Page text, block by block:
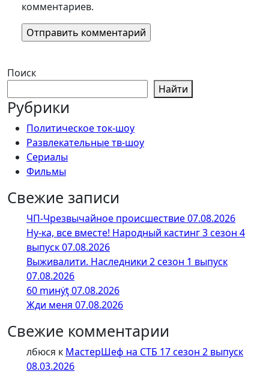
комментариев.
Поиск
Найти
Рубрики
Политическое ток-шоу
Развлекательные тв-шоу
Сериалы
Фильмы
Свежие записи
ЧП-Чрезвычайное происшествие 07.08.2026
Ну-ка, все вместе! Народный кастинг 3 сезон 4
выпуск 07.08.2026
Выживалити. Наследники 2 сезон 1 выпуск
07.08.2026
60 ṃинẏƫ 07.08.2026
Жди меня 07.08.2026
Свежие комментарии
лбюся к МастерШеф на СТБ 17 сезон 2 выпуск
08.03.2026